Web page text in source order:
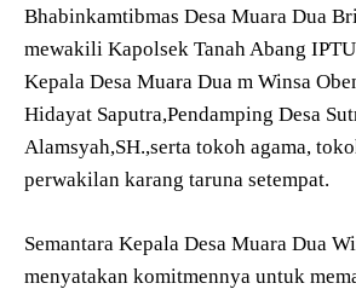
Bhabinkamtibmas Desa Muara Dua
mewakili Kapolsek Tanah Abang
Kepala Desa Muara Dua m Winsa
Hidayat Saputra,Pendamping Desa
Alamsyah,SH.,serta tokoh agama,
perwakilan karang taruna setempat.
Semantara Kepala Desa Muara Dua
menyatakan komitmennya untuk